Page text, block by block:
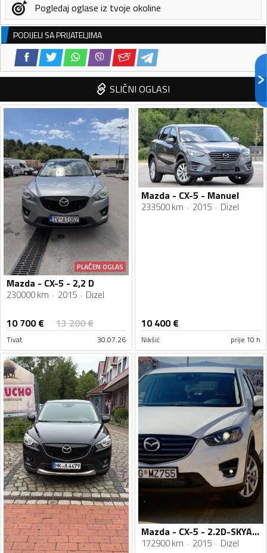
Pogledaj oglase iz tvoje okoline
PODIJELI SA PRIJATELJIMA
SLIČNI OGLASI
PLAĆEN OGLAS
Mazda - CX-5 - 2,2 D
230000 km 2015 Dizel
10 700€ 13 200€
Tivat 30.07.26
Mazda - CX-5 - Manuel
233500 km 2015 Dizel
10 400€
Nikšić prije 10 h
Mazda - CX-5 - 2.2D-SKYACTIV
172900 km 2015 Dizel